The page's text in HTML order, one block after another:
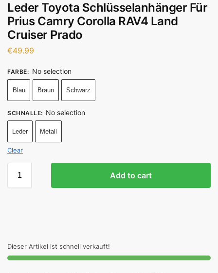
Leder Toyota Schlüsselanhänger Für
Prius Camry Corolla RAV4 Land
Cruiser Prado
€49.99
FARBE: No selection
Blau Braun Schwarz
SCHNALLE: No selection
Leder Metall
Clear
Add to cart
Dieser Artikel ist schnell verkauft!